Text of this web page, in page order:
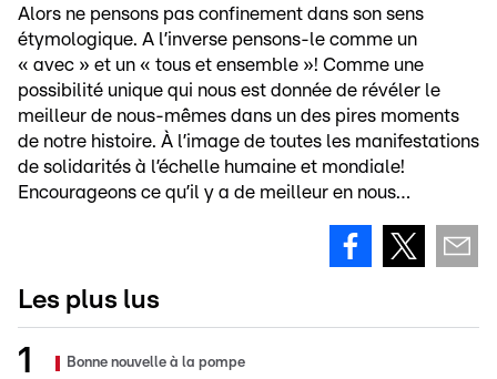
Alors ne pensons pas confinement dans son sens
étymologique. A l’inverse pensons-le comme un
« avec » et un « tous et ensemble »! Comme une
possibilité unique qui nous est donnée de révéler le
meilleur de nous-mêmes dans un des pires moments
de notre histoire. À l’image de toutes les manifestations
de solidarités à l’échelle humaine et mondiale!
Encourageons ce qu’il y a de meilleur en nous…
Les plus lus
Bonne nouvelle à la pompe